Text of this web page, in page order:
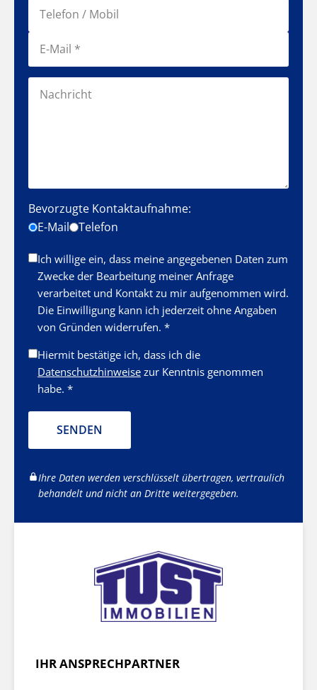
Bevorzugte Kontaktaufnahme:
E-Mail
Telefon
Ich willige ein, dass meine angegebenen Daten zum
Zwecke der Bearbeitung meiner Anfrage
verarbeitet und Kontakt zu mir aufgenommen wird.
Die Einwilligung kann ich jederzeit ohne Angaben
von Gründen widerrufen. *
Hiermit bestätige ich, dass ich die
Datenschutzhinweise zur Kenntnis genommen
habe. *
SENDEN
Ihre Daten werden verschlüsselt übertragen, vertraulich
behandelt und nicht an Dritte weitergegeben.
IHR ANSPRECHPARTNER